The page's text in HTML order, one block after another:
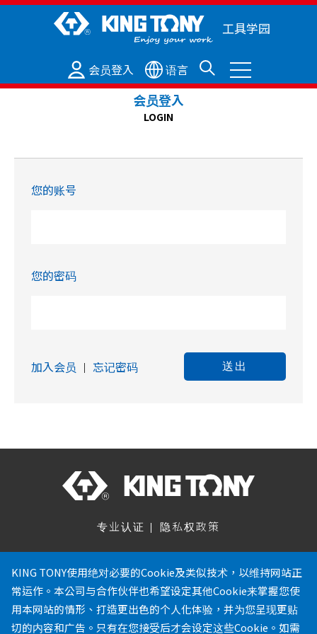
KING TONY使用绝对必要的Cookie及类似技术，以维持网站正
常运作。本公司与合作伙伴也希望设定其他Cookie来掌握您使
用本网站的情形、打造更出色的个人化体验，并为您呈现更贴
切的内容和广告。只有在您接受后才会设定这些Cookie。如需
工具学园
会员登入 语言
会员登入
LOGIN
您的账号
您的密码
加入会员 忘记密码 送出
专业认证 隐私权政策
关注我们
886-4-23353567
886-4-23353642